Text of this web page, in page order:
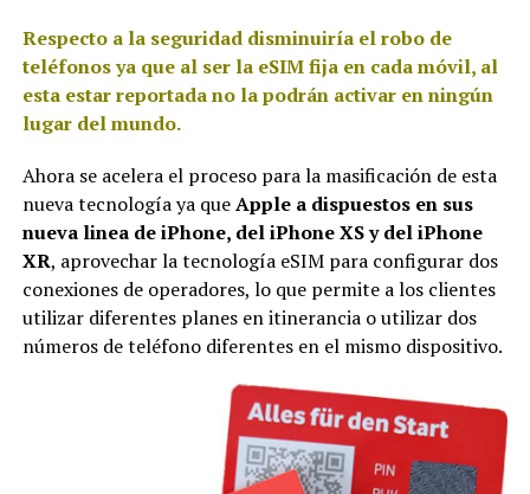
Respecto a la seguridad disminuiría el robo de
teléfonos ya que al ser la eSIM fija en cada móvil, al
esta estar reportada no la podrán activar en ningún
lugar del mundo.
Ahora se acelera el proceso para la masificación de esta
nueva tecnología ya queApple a dispuestos en sus
nueva linea de iPhone, del iPhone XS y del iPhone
XR, aprovechar la tecnología eSIM para configurar dos
conexiones de operadores, lo que permite a los clientes
utilizar diferentes planes en itinerancia o utilizar dos
números de teléfono diferentes en el mismo dispositivo.